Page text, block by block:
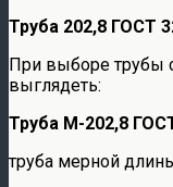
Трубa 202,8 ГОСТ
При выборе трубы
выглядеть:
Трубa М-202,8
трубa мерной